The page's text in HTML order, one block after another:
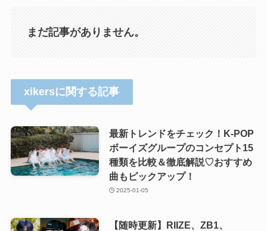
まだ記事がありません。
xikersに関する記事
最新トレンドをチェック！K-POP
ボーイズグループのコンセプト15
種類を比較＆徹底解説♡おすすめ
曲もピックアップ！
2025-01-05
【随時更新】RIIZE、ZB1、